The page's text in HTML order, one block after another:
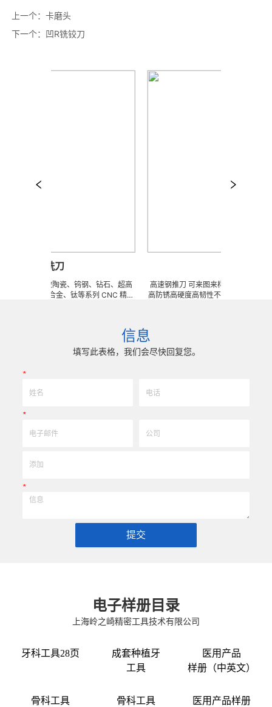
上一个： 卡磨头
下一个： 凹R铣铰刀
任意订做陶瓷、钨钢、钻石、超高
锈钢、钛合金、钛等系列 CNC 精密
实现高效率、低成本的应用。
高速钢推刀 可来图来样任意订做陶瓷、钨
高防锈高硬度高韧性不锈钢、钛合金、钛
长、超薄、超耐磨、耐冲击、高精密度、
工，具有完美的刃口品质和高可至士
0.5um) 的尺寸公差，实现高效率、低成
信息
填写此表格，我们会尽快回复您。
*
*
*
提交
电子样册目录
上海岭之崎精密工具技术有限公司
牙科工具28页
成套种植牙
工具
医用产品
样册（中英文）
骨科工具
骨科工具
医用产品样册